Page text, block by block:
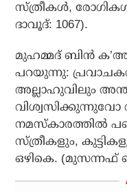
സ്ത്രീകള്‍,
ദാവൂദ്: 1067).
മുഹമ്മദ് ബിന്‍
പറയുന്നു:
അല്ലാഹുവിലും
നമസ്‌കാരത്തില്‍
സ്ത്രീകളും,
ഒഴികെ.